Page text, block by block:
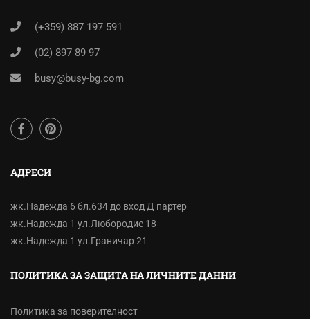
(+359) 887 197 591
(02) 897 89 97
busy@busy-bg.com
АДРЕСИ
жк.Надежда 6 бл.634 до вход Д партер
жк.Надежда 1 ул.Любородие 18
жк.Надежда 1 ул.Граничар 21
ПОЛИТИКА ЗА ЗАЩИТА НА ЛИЧНИТЕ ДАННИ
Политика за поверителност